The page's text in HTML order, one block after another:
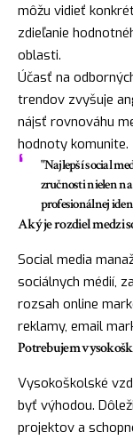
môžu vidieť
zdieľanie
oblasti.
Účasť na
trendov zvyšuje
nájsť rovnováhu
hodnoty komunite.
"Najlepší social
zručnosti nielen
profesionálnej
Aký je rozdiel medzi
Social media
sociálnych médií,
rozsah online
reklamy, email
Potrebujem
Vysokoškolské
byť výhodou.
projektov a